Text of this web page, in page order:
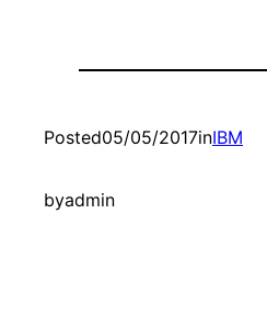
Posted05/05/2017inIBM
byadmin